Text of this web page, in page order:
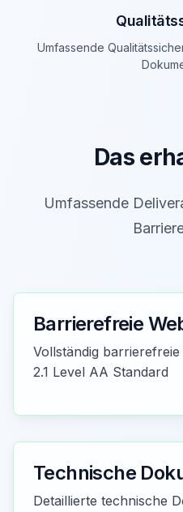
Umfassende
Das
Umfassende
Barrierefreie
Vollständig
2.1 Level AA Standard
Technische
Detaillierte technische